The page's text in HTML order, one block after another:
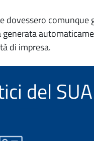
di impresa.
del